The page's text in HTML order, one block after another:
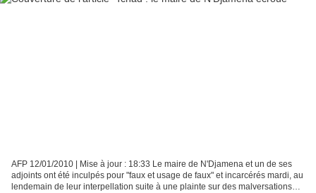
AFP 12/01/2010 | Mise à jour : 18:33 Le maire de N'Djamena et un de ses
adjoints ont été inculpés pour "faux et usage de faux" et incarcérés mardi, au
lendemain de leur interpellation suite à une plainte sur des malversations